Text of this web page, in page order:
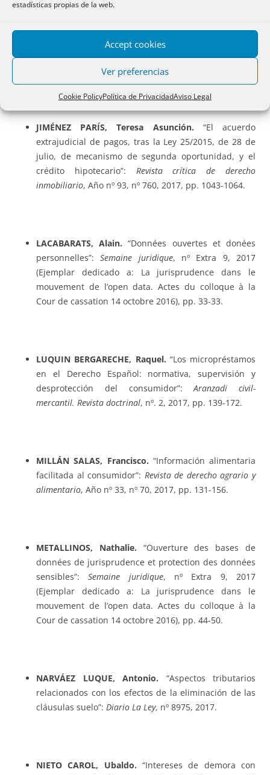
estadísticas propias de la web.
Accept cookies
Ver preferencias
Cookie PolicyPolítica de PrivacidadAviso Legal
JORDÀ CAPITÁN, Eva.
productos defectuosos y falta de conformidad con el
, Año
nº 33, nº 70, 2017, pp. 97-130.
JIMÉNEZ PARÍS, Teresa Asunción. “El acuerdo
extrajudicial de pagos, tras la Ley 25/2015, de 28 de
julio, de mecanismo de segunda oportunidad, y el
crédito hipotecario”: Revista crítica de derecho
inmobiliario, Año nº 93, nº 760, 2017, pp. 1043-1064.
LACABARATS, Alain. “Données ouvertes et donées
personnelles”:Semaine juridique, nº Extra 9, 2017
(Ejemplar dedicado a: La jurisprudence dans le
mouvement de l’open data. Actes du colloque à la
Cour de cassation 14 octobre 2016), pp. 33-33.
LUQUIN BERGARECHE, Raquel. “Los micropréstamos
en el Derecho Español: normativa, supervisión y
desprotección del consumidor”:Aranzadi civil-
mercantil. Revista doctrinal, nº. 2, 2017, pp. 139-172.
MILLÁN SALAS, Francisco. “Información alimentaria
facilitada al consumidor”: Revista de derecho agrario y
alimentario, Año nº 33, nº 70, 2017, pp. 131-156.
METALLINOS, Nathalie. “Ouverture des bases de
données de jurisprudence et protection des données
sensibles”:Semaine juridique, nº Extra 9, 2017
(Ejemplar dedicado a: La jurisprudence dans le
mouvement de l’open data. Actes du colloque à la
Cour de cassation 14 octobre 2016), pp. 44-50.
NARVÁEZ LUQUE, Antonio. “Aspectos tributarios
relacionados con los efectos de la eliminación de las
cláusulas suelo”: Diario La Ley, nº 8975, 2017.
NIETO CAROL, Ubaldo. “Intereses de demora con